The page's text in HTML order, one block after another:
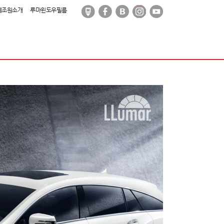
조원소개 루마윈도우필름